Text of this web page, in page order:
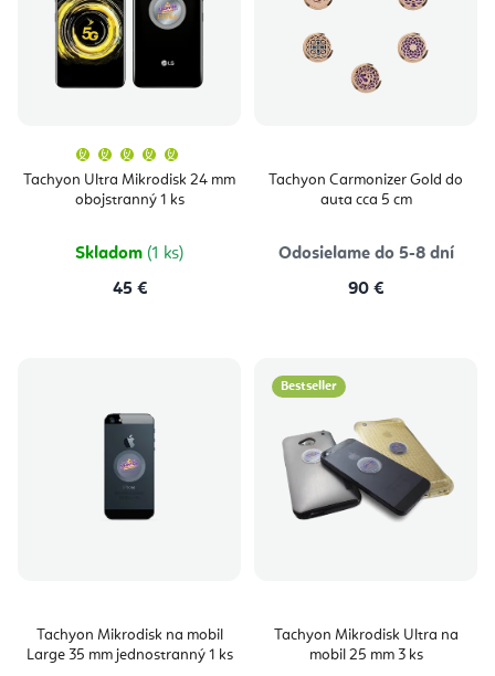
Tachyon Ultra Mikrodisk 24 mm
obojstranný 1 ks
produktu
je
5,0
Skladom (1 ks)
45 €
Tachyon Carmonizer Gold do
auta cca 5 cm
Odosielame do 5-8 dní
90 €
Tachyon Mikrodisk na mobil
Large 35 mm jednostranný 1 ks
Bestseller
Tachyon Mikrodisk Ultra na
mobil 25 mm 3 ks